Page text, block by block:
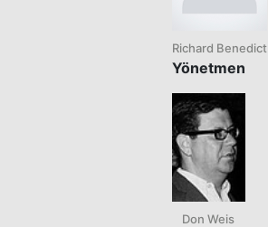
Richard Benedict
Yönetmen
Don Weis